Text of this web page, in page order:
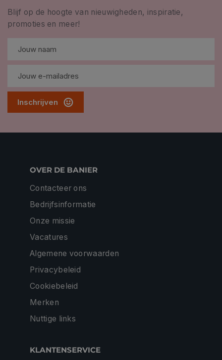
Blijf op de hoogte van nieuwigheden, inspiratie,
promoties en meer!
Inschrijven
OVER DE BANIER
Contacteer ons
Bedrijfsinformatie
Onze missie
Vacatures
Algemene voorwaarden
Privacybeleid
Cookiebeleid
Merken
Nuttige links
KLANTENSERVICE